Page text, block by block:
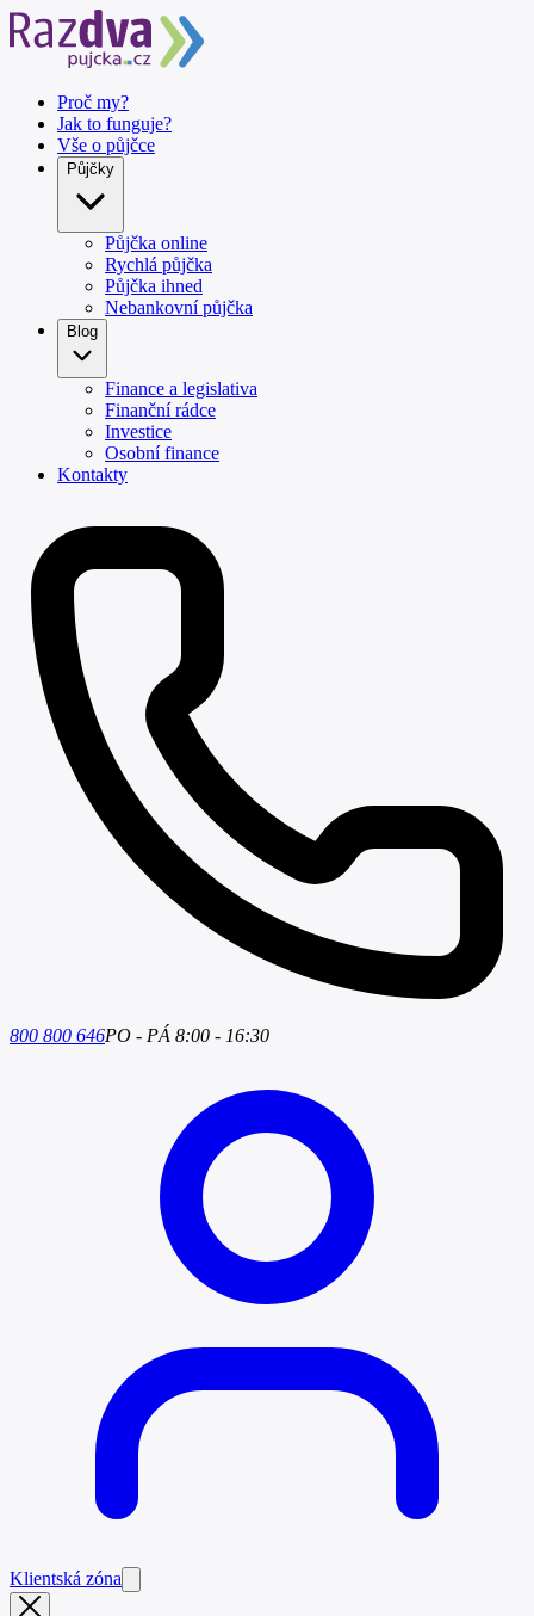
Proč my?
Jak to funguje?
Vše o půjčce
Půjčky
Půjčka online
Rychlá půjčka
Půjčka ihned
Nebankovní půjčka
Blog
Finance a legislativa
Finanční rádce
Investice
Osobní finance
Kontakty
800 800 646PO - PÁ 8:00 - 16:30
Klientská zóna